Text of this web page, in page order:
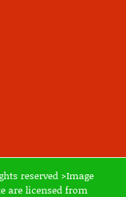
reserved >Image
are licensed from